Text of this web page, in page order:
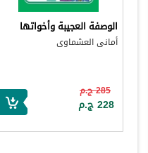
الوصفة العجيبة وأخواتها
أمانى العشماوى
285 ج.م
228 ج.م